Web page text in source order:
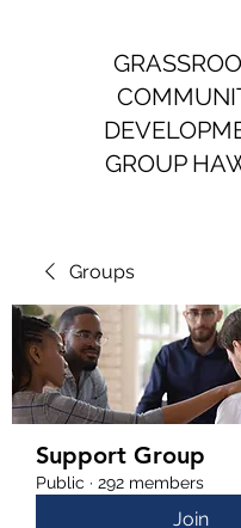
GROUP
Groups
Support Group
Public · 292 members
Join